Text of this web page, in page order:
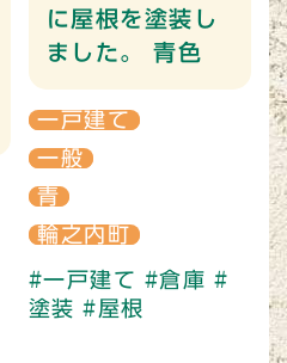
に屋根を塗装し
ました。 青色
一戸建て
一般
青
輪之内町
#一戸建て #倉庫 #
塗装 #屋根